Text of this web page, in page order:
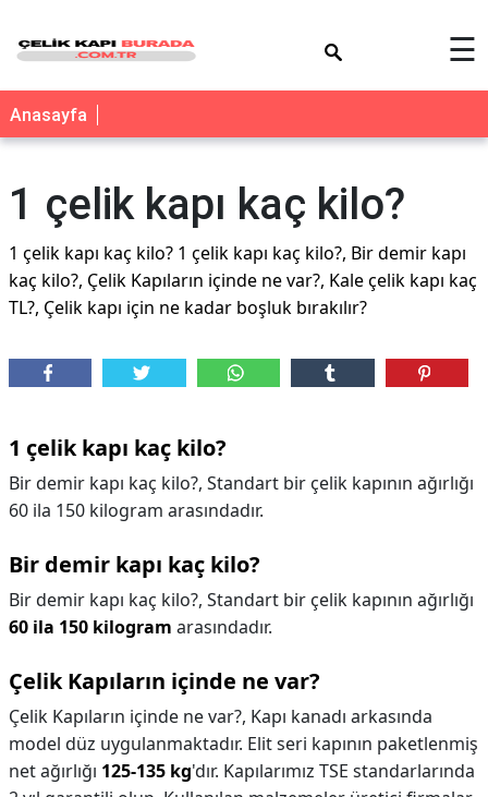
☰
Anasayfa
1 çelik kapı kaç kilo?
1 çelik kapı kaç kilo? 1 çelik kapı kaç kilo?, Bir demir kapı
kaç kilo?, Çelik Kapıların içinde ne var?, Kale çelik kapı kaç
TL?, Çelik kapı için ne kadar boşluk bırakılır?
1 çelik kapı kaç kilo?
Bir demir kapı kaç kilo?, Standart bir çelik kapının ağırlığı
60 ila 150 kilogram arasındadır.
Bir demir kapı kaç kilo?
Bir demir kapı kaç kilo?, Standart bir çelik kapının ağırlığı
60 ila 150 kilogram arasındadır.
Çelik Kapıların içinde ne var?
Çelik Kapıların içinde ne var?, Kapı kanadı arkasında
model düz uygulanmaktadır. Elit seri kapının paketlenmiş
net ağırlığı 125-135 kg'dır. Kapılarımız TSE standarlarında